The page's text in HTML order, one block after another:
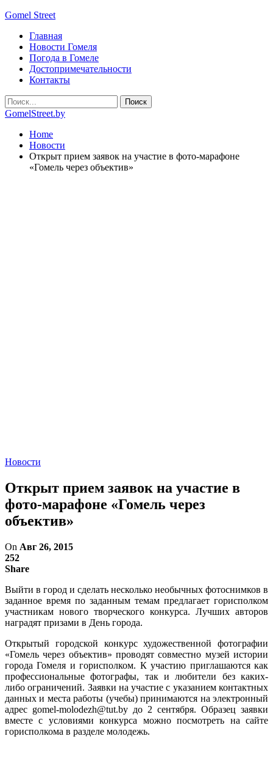
Gomel Street
Главная
Новости Гомеля
Погода в Гомеле
Достопримечательности
Контакты
GomelStreet.by
Home
Новости
Открыт прием заявок на участие в фото-марафоне
«Гомель через объектив»
Новости
Открыт прием заявок на участие в
фото-марафоне «Гомель через
объектив»
On Авг 26, 2015
252
Share
Выйти в город и сделать несколько необычных фотоснимков в
заданное время по заданным темам предлагает горисполком
участникам нового творческого конкурса. Лучших авторов
наградят призами в День города.
Открытый городской конкурс художественной фотографии
«Гомель через объектив» проводят совместно музей истории
города Гомеля и горисполком. К участию приглашаются как
профессиональные фотографы, так и любители без каких-
либо ограничений. Заявки на участие с указанием контактных
данных и места работы (учебы) принимаются на электронный
адрес gomel-molodezh@tut.by до 2 сентября. Образец заявки
вместе с условиями конкурса можно посмотреть на сайте
горисполкома в разделе молодежь.